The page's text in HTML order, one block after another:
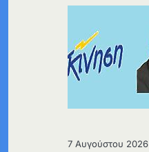
7 Αυγούστου 2026